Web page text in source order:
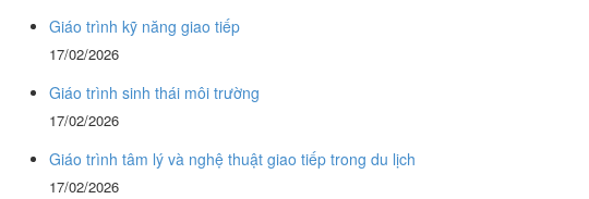
Giáo trình kỹ năng giao tiếp
17/02/2026
Giáo trình sinh thái môi trường
17/02/2026
Giáo trình tâm lý và nghệ thuật giao tiếp trong du lịch
17/02/2026